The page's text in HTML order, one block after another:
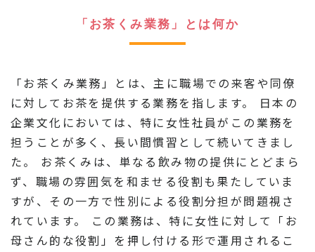
「お茶くみ業務」とは何か
「お茶くみ業務」とは、主に職場での来客や同僚
に対してお茶を提供する業務を指します。 日本の
企業文化においては、特に女性社員がこの業務を
担うことが多く、長い間慣習として続いてきまし
た。 お茶くみは、単なる飲み物の提供にとどまら
ず、職場の雰囲気を和ませる役割も果たしていま
すが、その一方で性別による役割分担が問題視さ
れています。 この業務は、特に女性に対して「お
母さん的な役割」を押し付ける形で運用されるこ